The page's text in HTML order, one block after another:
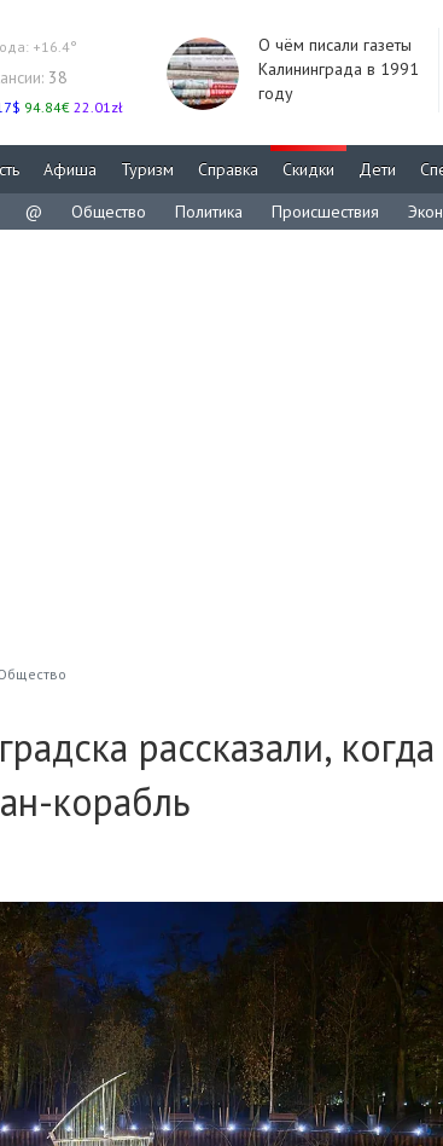
+16.4°
38
94.84€ 22.01zł
О чём писали газеты
Калининграда в 1991
году
Афиша Туризм Справка Скидки Дети
@ Общество Политика Происшествия
рассказали,
корабль